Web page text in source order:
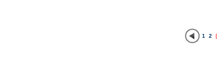
1 2